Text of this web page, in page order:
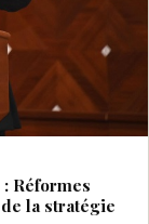
Réformes
la stratégie